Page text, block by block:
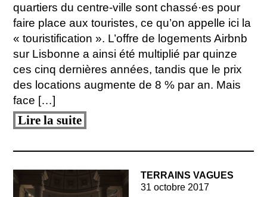
quartiers du centre-ville sont chassé·es pour
faire place aux touristes, ce qu’on appelle ici la
« touristification ». L’offre de logements Airbnb
sur Lisbonne a ainsi été multiplié par quinze
ces cinq dernières années, tandis que le prix
des locations augmente de 8 % par an. Mais
face […]
Lire la suite
TERRAINS VAGUES
31 octobre 2017